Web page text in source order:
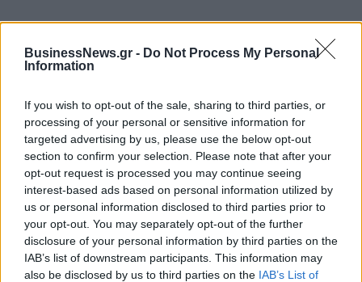
BusinessNews.gr - Do Not Process My Personal
Information
If you wish to opt-out of the sale, sharing to third parties, or
processing of your personal or sensitive information for
targeted advertising by us, please use the below opt-out
section to confirm your selection. Please note that after your
opt-out request is processed you may continue seeing
interest-based ads based on personal information utilized by
us or personal information disclosed to third parties prior to
your opt-out. You may separately opt-out of the further
disclosure of your personal information by third parties on the
IAB’s list of downstream participants. This information may
also be disclosed by us to third parties on the IAB’s List of
Ελληνική Αναπτυξιακή Τράπεζα: Με «προίκα» 2 δισ. ευρώ ανοίγει
δρόμο για δάνεια έως 5 δισ. σε μικρομεσαίες
Β.Σ. Καρούλιας: Τζίρος 98,7
εκατ. ευρώ και αύξηση κερδών
57% - Τα νέα στοιχήματα σε
low & non alcohol
Deloitte Ελλάδος:
σύμβουλος της ΔΕΗ για την
είσοδο στην πολωνική αγορά
ενέργειας
Η Chery επενδύει 75 εκατ. δολάρια στην KG Mobility